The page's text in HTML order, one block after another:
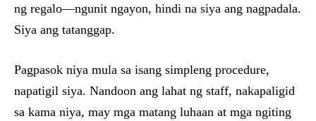
ng regalo—ngunit ngayon, hindi na siya ang nagpadala.
Siya ang tatanggap.
Pagpasok niya mula sa isang simpleng procedure,
napatigil siya. Nandoon ang lahat ng staff, nakapaligid
sa kama niya, may mga matang luhaan at mga ngiting